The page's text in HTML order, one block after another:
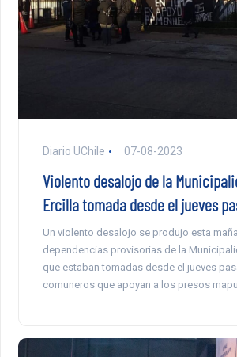
Diario UChile 07-08-2023
Violento desalojo de la
Ercilla tomada desde el jueves
Un violento desalojo se produjo esta
dependencias provisorias de la
que estaban tomadas desde el jueves
comuneros que apoyan a los presos